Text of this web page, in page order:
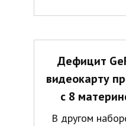
Дефицит
видеокарту
с 8
В другом